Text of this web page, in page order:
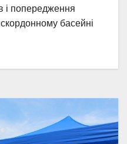
і попередження
басейні